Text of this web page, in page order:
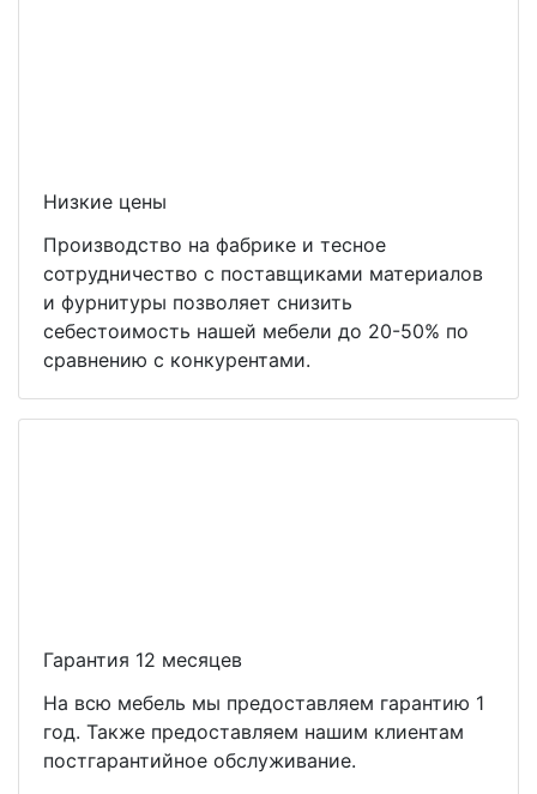
Низкие цены
Производство на фабрике и тесное
сотрудничество с поставщиками материалов
и фурнитуры позволяет снизить
себестоимость нашей мебели до 20-50% по
сравнению с конкурентами.
Гарантия 12 месяцев
На всю мебель мы предоставляем гарантию 1
год. Также предоставляем нашим клиентам
постгарантийное обслуживание.